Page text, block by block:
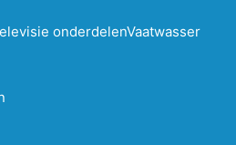
onderdelenVaatwasser